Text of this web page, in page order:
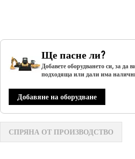
Ще пасне ли?
Добавете оборудването си, за да
подходяща или дали има
Добавяне на оборудване
СПРЯНА ОТ ПРОИЗВОДСТВО